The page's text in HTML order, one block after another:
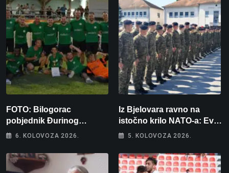
FOTO: Bilogorac
pobjednik Đurinog
memorijala
6. KOLOVOZA 2026.
Iz Bjelovara ravno na
istočno krilo NATO-a: Evo
kamo odlazi 82 hrvatska
5. KOLOVOZA 2026.